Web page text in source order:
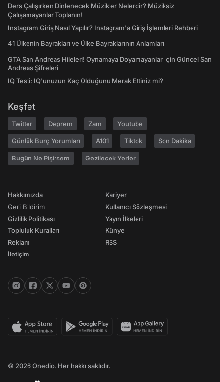
Ders Çalışırken Dinlenecek Müzikler Nelerdir? Müziksiz
Çalışamayanlar Toplanın!
Instagram Giriş Nasıl Yapılır? Instagram'a Giriş İşlemleri Rehberi
41 Ülkenin Bayrakları ve Ülke Bayraklarının Anlamları
GTA San Andreas Hileleri! Oynamaya Doyamayanlar İçin Güncel San
Andreas Şifreleri
IQ Testi: IQ'unuzun Kaç Olduğunu Merak Ettiniz mi?
Keşfet
Twitter Deprem Zam Youtube
Günlük Burç Yorumları A101 Tiktok Son Dakika
Bugün Ne Pişirsem Gezilecek Yerler
Hakkımızda
Geri Bildirim
Gizlilik Politikası
Topluluk Kuralları
Reklam
İletişim
Kariyer
Kullanıcı Sözleşmesi
Yayın İlkeleri
Künye
RSS
© 2026 Onedio. Her hakkı saklıdır.